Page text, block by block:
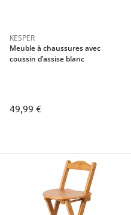
KESPER
Meuble à chaussures avec
coussin d’assise blanc
49,99 €